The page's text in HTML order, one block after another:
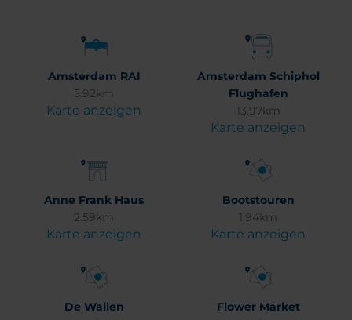
Amsterdam RAI
5.92km
Karte anzeigen
Amsterdam Schiphol
Flughafen
13.97km
Karte anzeigen
Anne Frank Haus
2.59km
Karte anzeigen
Bootstouren
1.94km
Karte anzeigen
De Wallen
Flower Market